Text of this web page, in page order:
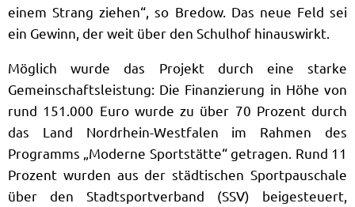
einem Strang ziehen“, so Bredow. Das neue Feld sei
ein Gewinn, der weit über den Schulhof hinauswirkt.
Möglich wurde das Projekt durch eine starke
Gemeinschaftsleistung: Die Finanzierung in Höhe von
rund 151.000 Euro wurde zu über 70 Prozent durch
das Land Nordrhein-Westfalen im Rahmen des
Programms „Moderne Sportstätte“ getragen. Rund 11
Prozent wurden aus der städtischen Sportpauschale
über den Stadtsportverband (SSV) beigesteuert,